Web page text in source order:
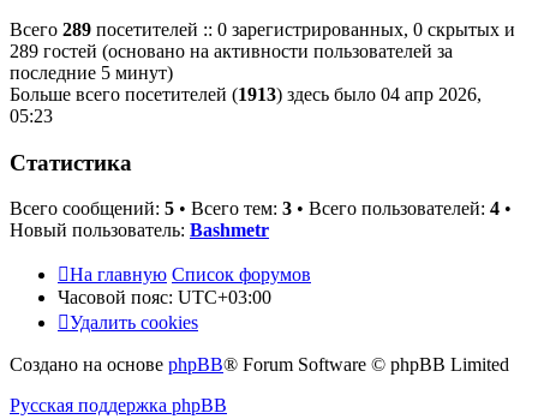
Всего 289 посетителей :: 0 зарегистрированных, 0 скрытых и
289 гостей (основано на активности пользователей за
последние 5 минут)
Больше всего посетителей (1913) здесь было 04 апр 2026,
05:23
Статистика
Всего сообщений: 5 • Всего тем: 3 • Всего пользователей: 4 •
Новый пользователь: Bashmetr
На главную Список форумов
Часовой пояс: UTC+03:00
Удалить cookies
Создано на основе phpBB® Forum Software © phpBB Limited
Русская поддержка phpBB